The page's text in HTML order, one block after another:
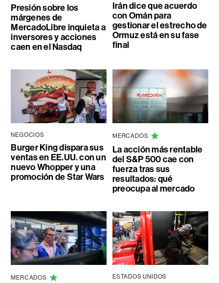
Presión sobre los
márgenes de
MercadoLibre inquieta a
inversores y acciones
caen en el Nasdaq
Irán dice que acuerdo
con Omán para
gestionar el estrecho de
Ormuz está en su fase
final
NEGOCIOS
Burger King dispara sus
ventas en EE.UU. con un
nuevo Whopper y una
promoción de Star Wars
MERCADOS
La acción más rentable
del S&P 500 cae con
fuerza tras sus
resultados: qué
preocupa al mercado
MERCADOS ESTADOS UNIDOS